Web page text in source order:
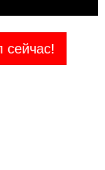
сейчас!